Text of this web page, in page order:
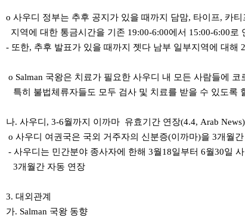
o 사우디 정부는 추후 공지가 있을 때까지 담맘, 타이프, 카티
지역에 대한 통금시간을 기존 19:00-6:00에서 15:00-6:00로
- 또한, 추후 발표가 있을 때까지 젯다 남부 일부지역에 대해
o Salman 국왕은 치료가 필요한 사우디 내 모든 사람들에
특히 불법체류자들도 모두 검사 및 치료를 받을 수 있도록
나. 사우디, 3-6월까지 이까마 유효기간 연장(4.4, Arab News)
o 사우디 여권국은 국외 거주자의 신분증(이까마)을 3개월
- 사우디는 민간분야 종사자에 한해 3월18일부터 6월30일
3개월간 자동 연장
3. 대외관계
가. Salman 국왕 동향